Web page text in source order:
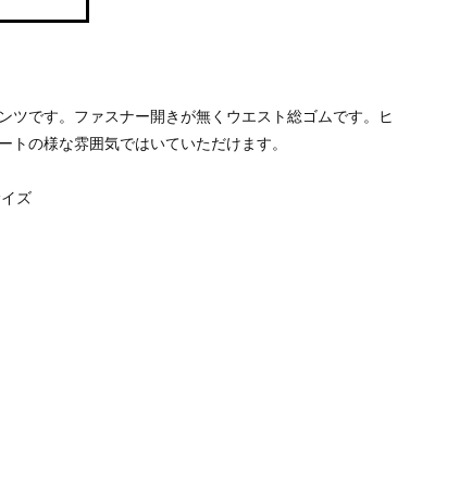
ツです。ファスナー開きが無くウエスト総ゴムです。ヒ
トの様な雰囲気ではいていただけます。
ズ